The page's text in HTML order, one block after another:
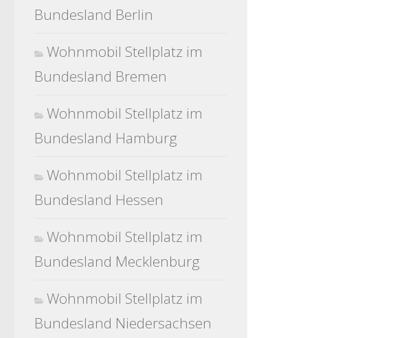
Bundesland Berlin
Wohnmobil Stellplatz im
Bundesland Bremen
Wohnmobil Stellplatz im
Bundesland Hamburg
Wohnmobil Stellplatz im
Bundesland Hessen
Wohnmobil Stellplatz im
Bundesland Mecklenburg
Wohnmobil Stellplatz im
Bundesland Niedersachsen